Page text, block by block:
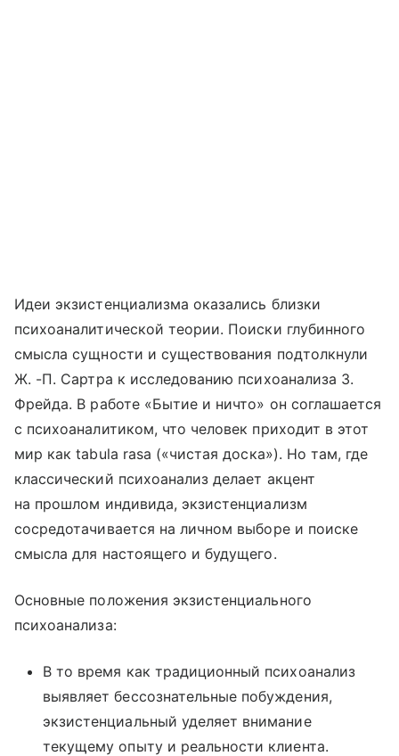
Идеи экзистенциализма оказались близки
психоаналитической теории. Поиски глубинного
смысла сущности и существования подтолкнули
Ж. -П. Сартра к исследованию психоанализа З.
Фрейда. В работе «Бытие и ничто» он соглашается
с психоаналитиком, что человек приходит в этот
мир как tabula rasa («чистая доска»). Но там, где
классический психоанализ делает акцент
на прошлом индивида, экзистенциализм
сосредотачивается на личном выборе и поиске
смысла для настоящего и будущего.
Основные положения экзистенциального
психоанализа:
В то время как традиционный психоанализ
выявляет бессознательные побуждения,
экзистенциальный уделяет внимание
текущему опыту и реальности клиента.